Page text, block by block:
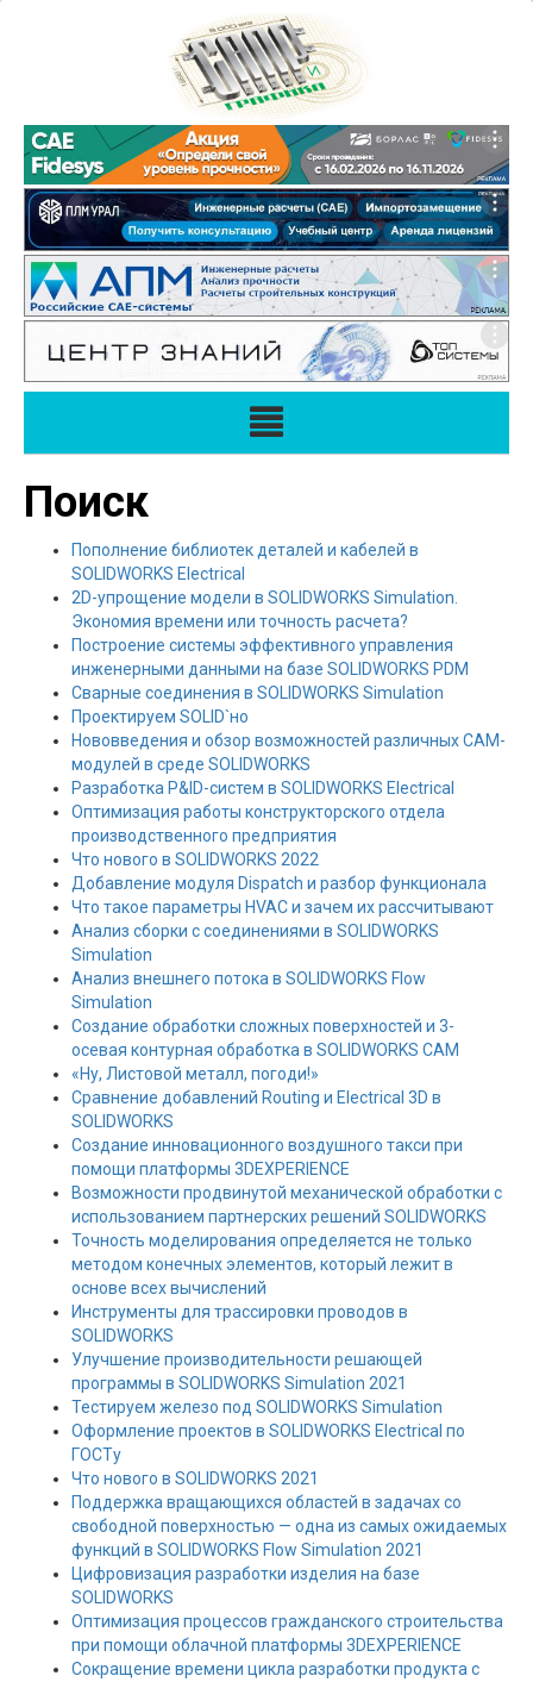
Поиск
Пополнение библиотек деталей и кабелей в
SOLIDWORKS Electrical
2D-упрощение модели в SOLIDWORKS Simulation.
Экономия времени или точность расчета?
Построение системы эффективного управления
инженерными данными на базе SOLIDWORKS PDM
Сварные соединения в SOLIDWORKS Simulation
Проектируем SOLID`но
Нововведения и обзор возможностей различных САМ-
модулей в среде SOLIDWORKS
Разработка P&ID-систем в SOLIDWORKS Electrical
Оптимизация работы конструкторского отдела
производственного предприятия
Что нового в SOLIDWORKS 2022
Добавление модуля Dispatch и разбор функционала
Что такое параметры HVAC и зачем их рассчитывают
Анализ сборки с соединениями в SOLIDWORKS
Simulation
Анализ внешнего потока в SOLIDWORKS Flow
Simulation
Создание обработки сложных поверхностей и 3-
осевая контурная обработка в SOLIDWORKS CAM
«Ну, Листовой металл, погоди!»
Сравнение добавлений Routing и Electrical 3D в
SOLIDWORKS
Создание инновационного воздушного такси при
помощи платформы 3DEXPERIENCE
Возможности продвинутой механической обработки с
использованием партнерских решений SOLIDWORKS
Точность моделирования определяется не только
методом конечных элементов, который лежит в
основе всех вычислений
Инструменты для трассировки проводов в
SOLIDWORKS
Улучшение производительности решающей
программы в SOLIDWORKS Simulation 2021
Тестируем железо под SOLIDWORKS Simulation
Оформление проектов в SOLIDWORKS Electrical по
ГОСТу
Что нового в SOLIDWORKS 2021
Поддержка вращающихся областей в задачах со
свободной поверхностью — одна из самых ожидаемых
функций в SOLIDWORKS Flow Simulation 2021
Цифровизация разработки изделия на базе
SOLIDWORKS
Оптимизация процессов гражданского строительства
при помощи облачной платформы 3DEXPERIENCE
Сокращение времени цикла разработки продукта с